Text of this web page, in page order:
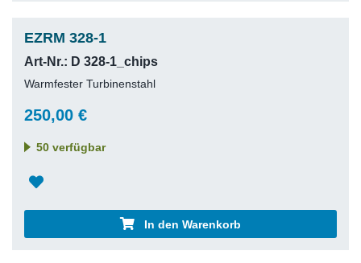
EZRM 328-1
Art-Nr.: D 328-1_chips
Warmfester Turbinenstahl
250,00 €
50 verfügbar
In den Warenkorb